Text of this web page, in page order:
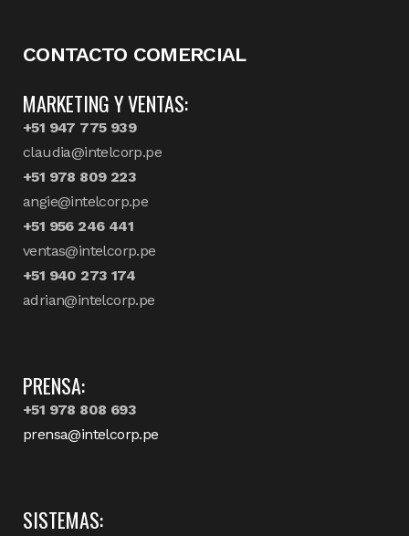
CONTACTO COMERCIAL
MARKETING Y VENTAS:
+51 947 775 939
claudia@intelcorp.pe
+51 978 809 223
angie@intelcorp.pe
+51 956 246 441
ventas@intelcorp.pe
+51 940 273 174
adrian@intelcorp.pe
PRENSA:
+51 978 808 693
prensa@intelcorp.pe
SISTEMAS: